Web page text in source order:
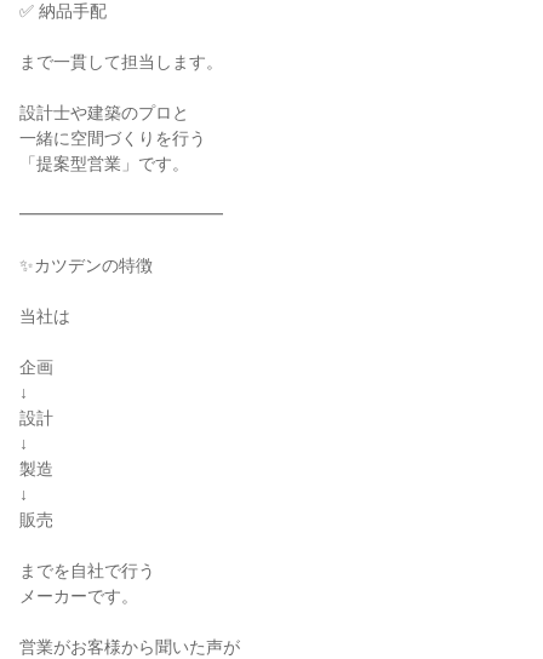
✅ 納品手配
まで一貫して担当します。
設計士や建築のプロと
一緒に空間づくりを行う
「提案型営業」です。
━━━━━━━━━━━━
✨️カツデンの特徴
当社は
企画
↓
設計
↓
製造
↓
販売
までを自社で行う
メーカーです。
営業がお客様から聞いた声が